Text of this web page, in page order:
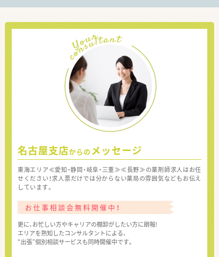
名古屋支店からの メッセージ
東海エリア≪愛知・静岡・岐阜・三重≫≪長野≫の薬剤師求人はお任
せください！求人票だけでは分からない薬局の雰囲気などもお伝え
しています。
お仕事相談会無料開催中！
更に、お忙しい方やキャリアの棚卸がしたい方に朗報!
エリアを熟知したコンサルタントによる、
“出張”個別相談サービスも同時開催中です。